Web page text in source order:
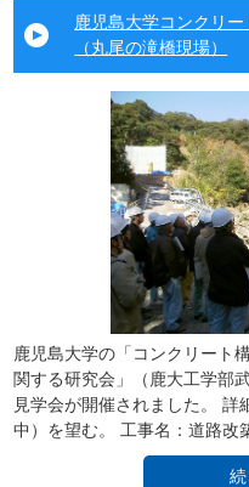
鹿児島大学コンクリ
（丸尾の滝橋現場）
鹿児島大学の「コンクリート
関する研究会」（鹿大工学部
見学会が開催されました。 詳
中）を望む。 工事名：道路改